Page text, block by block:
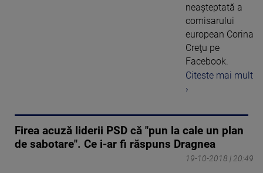
neaşteptată a
comisarului
european Corina
Creţu pe
Facebook.
Citeste mai mult
›
Firea acuză liderii PSD că "pun la cale un plan
de sabotare". Ce i-ar fi răspuns Dragnea
19-10-2018 | 20:49